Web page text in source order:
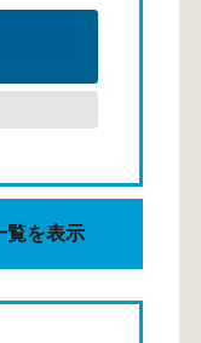
覧を表示